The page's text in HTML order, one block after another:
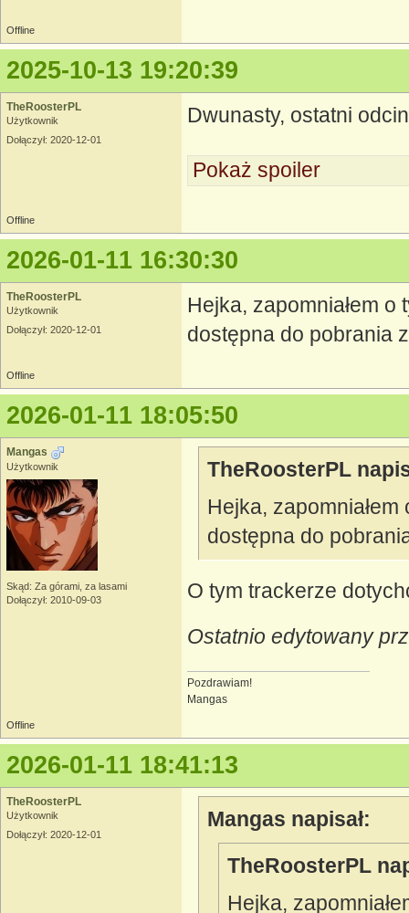
Offline
2025-10-13 19:20:39
TheRoosterPL
Użytkownik
Dołączył: 2020-12-01
Dwunasty, ostatni
Pokaż spoiler
Offline
2026-01-11 16:30:30
TheRoosterPL
Użytkownik
Dołączył: 2020-12-01
Hejka, zapomniałem
dostępna do pobrania
Offline
2026-01-11 18:05:50
Mangas
Użytkownik
Skąd: Za górami, za lasami
Dołączył: 2010-09-03
TheRoosterPL
Hejka,
dostępna do
O tym trackerze
Ostatnio edytowany
Pozdrawiam!
Mangas
Offline
2026-01-11 18:41:13
TheRoosterPL
Użytkownik
Dołączył: 2020-12-01
Mangas napisał:
TheRoosterPL
Hejka,